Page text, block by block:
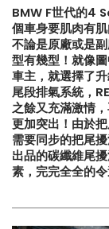
BMW F世代的4
個車身要肌肉有
不論是原廠或是
型有幾型！就像
車主，就選擇了
尾段排氣系統，
之餘又充滿激情
更加突出！由於
需要同步的把尾
出品的碳纖維尾
素，完完全全的